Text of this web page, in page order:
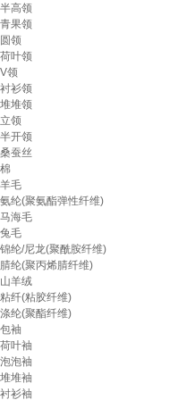
半高领
青果领
圆领
荷叶领
V领
衬衫领
堆堆领
立领
半开领
桑蚕丝
棉
羊毛
氨纶(聚氨酯弹性纤维)
马海毛
兔毛
锦纶/尼龙(聚酰胺纤维)
腈纶(聚丙烯腈纤维)
山羊绒
粘纤(粘胶纤维)
涤纶(聚酯纤维)
包袖
荷叶袖
泡泡袖
堆堆袖
衬衫袖